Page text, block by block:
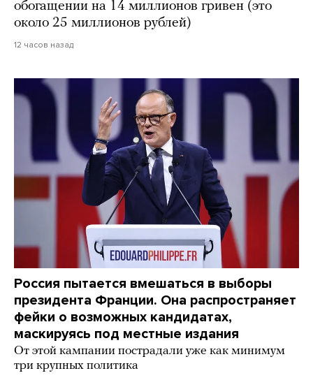
обогащении на 14 миллионов гривен (это
около 25 миллионов рублей)
12 часов назад
Россия пытается вмешаться в выборы
президента Франции. Она распространяет
фейки о возможных кандидатах,
маскируясь под местные издания
От этой кампании пострадали уже как минимум
три крупных политика